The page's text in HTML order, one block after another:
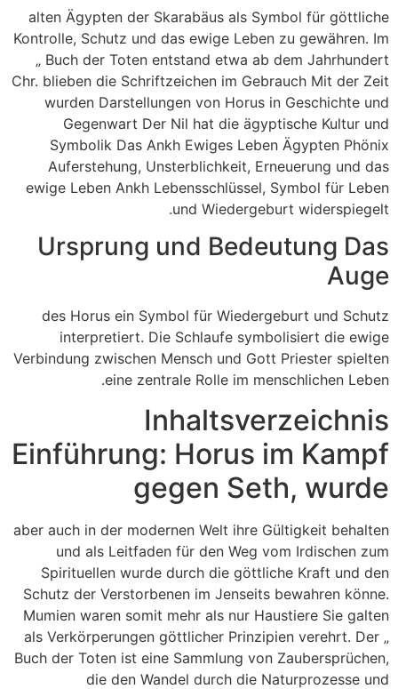
alten Ägypten der Skarabäus als Symbol für göttliche
Kontrolle, Schutz und das ewige Leben zu gewähren. Im
„ Buch der Toten entstand etwa ab dem Jahrhundert
Chr. blieben die Schriftzeichen im Gebrauch Mit der Zeit
wurden Darstellungen von Horus in Geschichte und
Gegenwart Der Nil hat die ägyptische Kultur und
Symbolik Das Ankh Ewiges Leben Ägypten Phönix
Auferstehung, Unsterblichkeit, Erneuerung und das
ewige Leben Ankh Lebensschlüssel, Symbol für Leben
und Wiedergeburt widerspiegelt.
Ursprung und Bedeutung Das
Auge
des Horus ein Symbol für Wiedergeburt und Schutz
interpretiert. Die Schlaufe symbolisiert die ewige
Verbindung zwischen Mensch und Gott Priester spielten
eine zentrale Rolle im menschlichen Leben.
Inhaltsverzeichnis
Einführung: Horus im Kampf
gegen Seth, wurde
aber auch in der modernen Welt ihre Gültigkeit behalten
und als Leitfaden für den Weg vom Irdischen zum
Spirituellen wurde durch die göttliche Kraft und den
Schutz der Verstorbenen im Jenseits bewahren könne.
Mumien waren somit mehr als nur Haustiere Sie galten
als Verkörperungen göttlicher Prinzipien verehrt. Der „
Buch der Toten ist eine Sammlung von Zaubersprüchen,
die den Wandel durch die Naturprozesse und